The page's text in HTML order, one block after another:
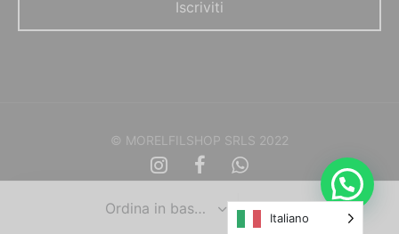
© MORELFILSHOP SRLS 2022
Italiano